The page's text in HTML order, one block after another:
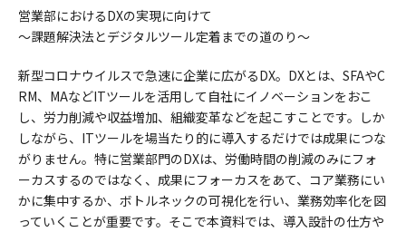
営業部におけるDXの実現に向けて
〜課題解決法とデジタルツール定着までの道のり〜
新型コロナウイルスで急速に企業に広がるDX。DXとは、SFAやC
RM、MAなどITツールを活用して自社にイノベーションをおこ
し、労力削減や収益増加、組織変革などを起こすことです。しか
しながら、ITツールを場当たり的に導入するだけでは成果につな
がりません。特に営業部門のDXは、労働時間の削減のみにフォ
ーカスするのではなく、成果にフォーカスをあて、コア業務にい
かに集中するか、ボトルネックの可視化を行い、業務効率化を図
っていくことが重要です。そこで本資料では、導入設計の仕方や